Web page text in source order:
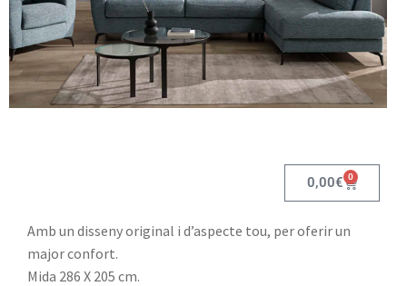
0,00€ 0
Amb un disseny original i d’aspecte tou, per oferir un
major confort.
Mida 286 X 205 cm.